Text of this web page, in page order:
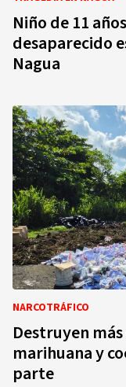
Niño de 11
desaparecido
Nagua
NARCOTRÁFICO
Destruyen
marihuana y
parte